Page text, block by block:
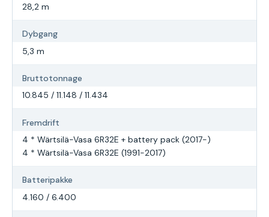
28,2 m
Dybgang
5,3 m
Bruttotonnage
10.845 / 11.148 / 11.434
Fremdrift
4 * Wärtsilä-Vasa 6R32E + battery pack (2017-)
4 * Wärtsilä-Vasa 6R32E (1991-2017)
Batteripakke
4.160 / 6.400